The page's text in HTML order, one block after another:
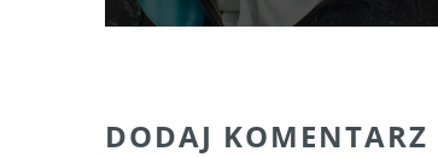
DODAJ KOMENTARZ